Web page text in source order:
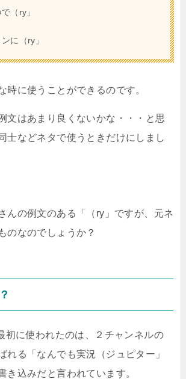
（ry」
に（ry」
時に使うことができるのです。
文はあまり良くないかな・・・と思
士などネタで使うときだけにしまし
んの例文のある「（ry」ですが、元ネ
のなのでしょうか？
初に使われたのは、２チャンネルの
れる「なんでも実況（ジュピター」
き込みだと言われています。